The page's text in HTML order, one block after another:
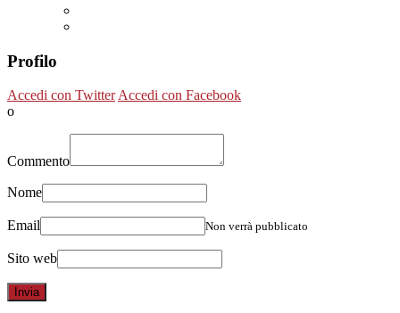
Profilo
Accedi con TwitterAccedi con Facebook
o
Commento
Nome
Email Non verrà pubblicato
Sito web